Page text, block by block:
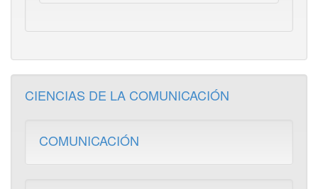
CIENCIAS DE LA COMUNICACIÓN
COMUNICACIÓN